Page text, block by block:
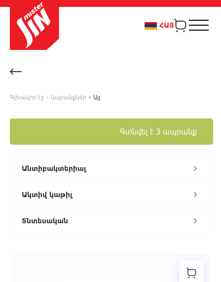
ՀԱՅ
Գլխավոր էջ › Ապրանքներ › Այլ
Գտնվել է 3 ապրանք
Անտիբակտերիալ
Ակտիվ կաթիլ
Տնտեսական